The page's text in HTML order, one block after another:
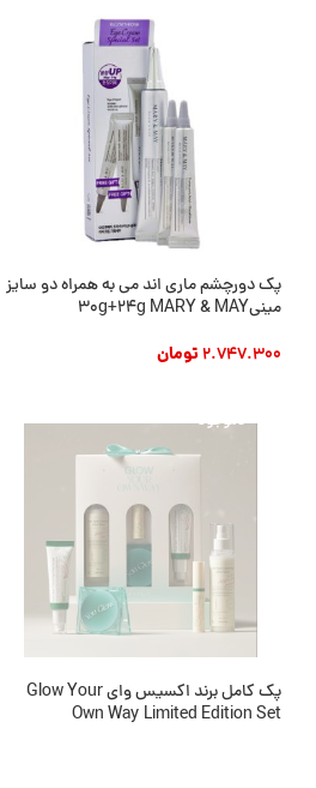
پک دورچشم ماری اند می به همراه دو سایز
مینی30g+24g MARY & MAY
2.747.300تومان
ناموجود
پک کامل برند اکسیس وای Glow Your
Own Way Limited Edition Set